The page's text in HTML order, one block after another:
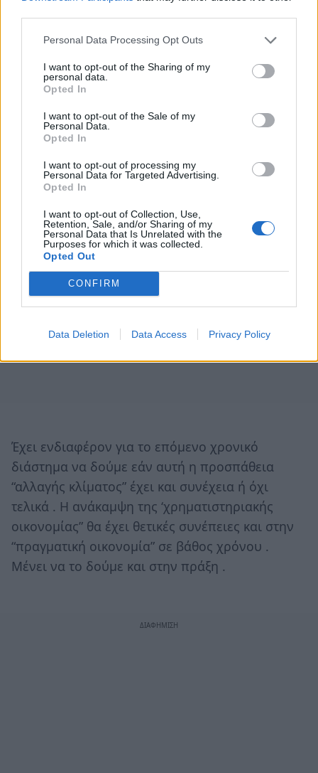
Personal Data Processing Opt Outs
I want to opt-out of the Sharing of my
personal data.
Opted In
I want to opt-out of the Sale of my
Personal Data.
Opted In
I want to opt-out of processing my
Personal Data for Targeted Advertising.
Opted In
I want to opt-out of Collection, Use,
Retention, Sale, and/or Sharing of my
Personal Data that Is Unrelated with the
Purposes for which it was collected.
Opted Out
CONFIRM
Data Deletion Data Access Privacy Policy
Έχει ενδιαφέρον για το επόμενο χρονικό
διάστημα να δούμε εάν αυτή η προσπάθεια
“αλλαγής κλίματος” έχει και συνέχεια ή όχι
τελικά . H ανάκαμψη της ‘χρηματιστηριακής
οικονομίας” θα έχει θετικές συνέπειες και στην
“πραγματική οικονομία” σε βάθος χρόνου .
Μένει να το δούμε και στην πράξη .